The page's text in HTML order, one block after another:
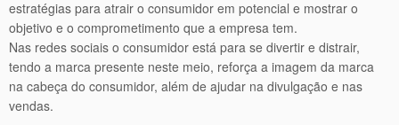
estratégias para atrair o consumidor em potencial e mostrar o
objetivo e o comprometimento que a empresa tem.
Nas redes sociais o consumidor está para se divertir e distrair,
tendo a marca presente neste meio, reforça a imagem da marca
na cabeça do consumidor, além de ajudar na divulgação e nas
vendas.